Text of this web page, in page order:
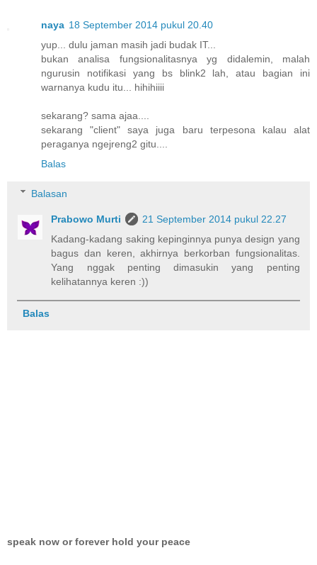
naya 18 September 2014 pukul 20.40
yup... dulu jaman masih jadi budak IT...
bukan analisa fungsionalitasnya yg didalemin, malah
ngurusin notifikasi yang bs blink2 lah, atau bagian ini
warnanya kudu itu... hihihiiii
sekarang? sama ajaa....
sekarang "client" saya juga baru terpesona kalau alat
peraganya ngejreng2 gitu....
Balas
Balasan
Prabowo Murti
21 September 2014 pukul 22.27
Kadang-kadang saking kepinginnya punya design yang
bagus dan keren, akhirnya berkorban fungsionalitas.
Yang nggak penting dimasukin yang penting
kelihatannya keren :))
Balas
speak now or forever hold your peace